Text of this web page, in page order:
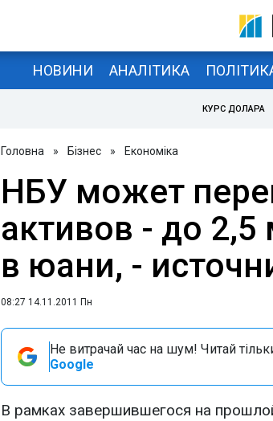
НОВИНИ АНАЛІТИКА
КУРС ДОЛАРА
Головна » Бізнес » Економіка
НБУ может
активов - до
в юани, -
08:27 14.11.2011 Пн
Не витрачай час на шум! Читай
Google
В рамках завершившегося на